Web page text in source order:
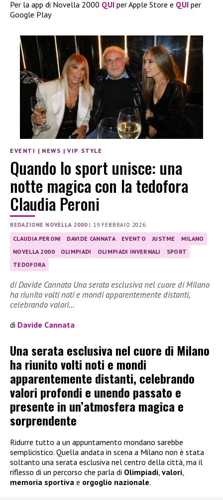
Per la app di Novella 2000 QUI per Apple Store e QUI per
Google Play
EVENTI | NEWS |VIP STYLE
Quando lo sport unisce: una
notte magica con la tedofora
Claudia Peroni
REDAZIONE NOVELLA 2000| 19 FEBBRAIO 2026
CLAUDIA PERONI DAVIDE CANNATA EVENTO JUSTME
MILANO
NOVELLA 2000
OLIMPIADI OLIMPIADI INVERNALI
SPORT
TEDOFORA
di Davide Cannata Una serata esclusiva nel cuore di Milano
ha riunito volti noti e mondi apparentemente distanti,
celebrando valori…
di Davide Cannata
Una serata esclusiva nel cuore di Milano
ha riunito volti noti e mondi
apparentemente distanti, celebrando
valori profondi e unendo passato e
presente in un’atmosfera magica e
sorprendente
Ridurre tutto a un appuntamento mondano sarebbe
semplicistico. Quella andata in scena a Milano non è stata
soltanto una serata esclusiva nel centro della città, ma il
riflesso di un percorso che parla di Olimpiadi valori
memoria sportiva e orgoglio nazionale.